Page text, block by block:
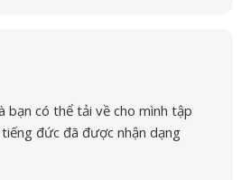
bạn có thể tải về cho mình tập
đức đã được nhận dạng